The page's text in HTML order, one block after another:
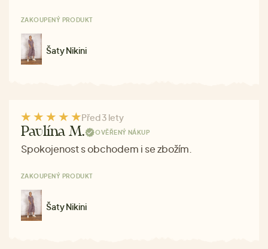
ZAKOUPENÝ PRODUKT
Šaty Nikini
Před 3 lety
Pavlína M. OVĚŘENÝ NÁKUP
Spokojenost s obchodem i se zbožím.
ZAKOUPENÝ PRODUKT
Šaty Nikini